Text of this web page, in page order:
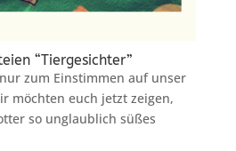
“Tiergesichter”
zum Einstimmen auf unser
möchten euch jetzt zeigen,
so unglaublich süßes